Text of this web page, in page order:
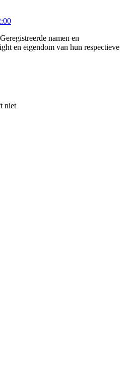
namen en
en eigendom van hun respectieve
niet